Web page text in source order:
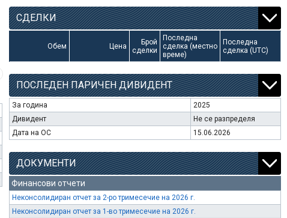
СДЕЛКИ
Обем Цена
Брой
сделки
Последна
сделка (местно
време)
Последна
сделка (UTC)
ПОСЛЕДЕН ПАРИЧЕН ДИВИДЕНТ
За година
2025
Дивидент
Не се разпределя
Дата на ОС
15.06.2026
ДОКУМЕНТИ
Финансови отчети
Неконсолидиран отчет за 2-ро тримесечие на 2026 г.
Неконсолидиран отчет за 1-во тримесечие на 2026 г.